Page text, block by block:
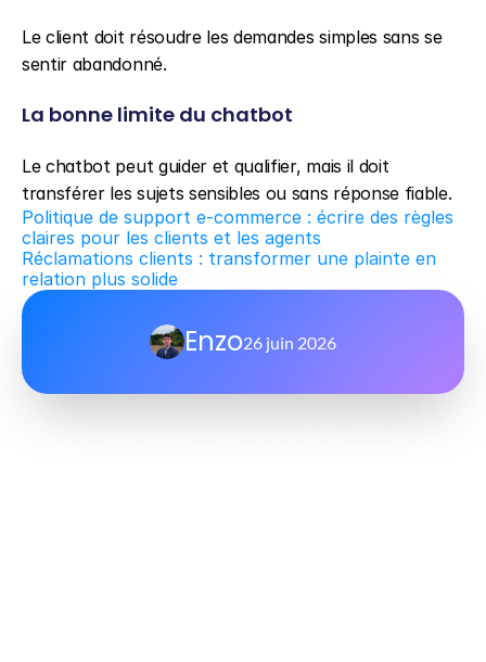
Le client doit résoudre les demandes simples sans se
sentir abandonné.
La bonne limite du chatbot
Le chatbot peut guider et qualifier, mais il doit
transférer les sujets sensibles ou sans réponse fiable.
Politique de support e-commerce : écrire des règles
claires pour les clients et les agents
Réclamations clients : transformer une plainte en
relation plus solide
Enzo26 juin 2026